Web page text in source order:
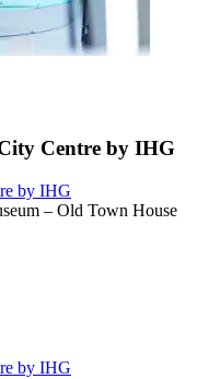
Centre by IHG
by IHG
– Old Town House
by IHG